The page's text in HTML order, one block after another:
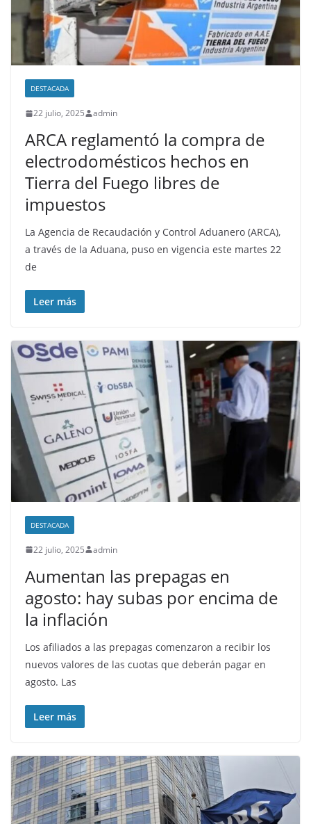
DESTACADA
22 julio, 2025 admin
ARCA reglamentó la compra de
electrodomésticos hechos en
Tierra del Fuego libres de
impuestos
La Agencia de Recaudación y Control Aduanero (ARCA),
a través de la Aduana, puso en vigencia este martes 22
de
Leer más
DESTACADA
22 julio, 2025 admin
Aumentan las prepagas en
agosto: hay subas por encima de
la inflación
Los afiliados a las prepagas comenzaron a recibir los
nuevos valores de las cuotas que deberán pagar en
agosto. Las
Leer más